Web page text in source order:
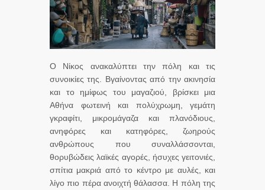
Ο Νίκος ανακαλύπτει την πόλη και τις
συνοικίες της. Βγαίνοντας από την ακινησία
και το ημίφως του μαγαζιού, βρίσκει μια
Αθήνα φωτεινή και πολύχρωμη, γεμάτη
γκραφίτι, μικρομάγαζα και πλανόδιους,
ανηφόρες και κατηφόρες, ζωηρούς
ανθρώπους που συναλλάσσονται,
θορυβώδεις λαϊκές αγορές, ήσυχες γειτονιές,
σπίτια μακριά από το κέντρο με αυλές, και
λίγο πιο πέρα ανοιχτή θάλασσα. Η πόλη της